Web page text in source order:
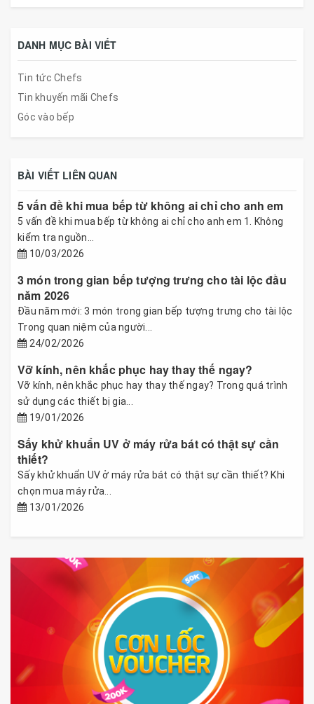
DANH MỤC BÀI VIẾT
Tin tức Chefs
Tin khuyến mãi Chefs
Góc vào bếp
BÀI VIẾT LIÊN QUAN
5 vấn đề khi mua bếp từ không ai chỉ cho anh em
5 vấn đề khi mua bếp từ không ai chỉ cho anh em 1. Không
kiểm tra nguồn...
10/03/2026
3 món trong gian bếp tượng trưng cho tài lộc đầu
năm 2026
Đầu năm mới: 3 món trong gian bếp tượng trưng cho tài lộc
Trong quan niệm của người...
24/02/2026
Vỡ kính, nên khắc phục hay thay thế ngay?
Vỡ kính, nên khắc phục hay thay thế ngay? Trong quá trình
sử dụng các thiết bị gia...
19/01/2026
Sấy khử khuẩn UV ở máy rửa bát có thật sự cần
thiết?
Sấy khử khuẩn UV ở máy rửa bát có thật sự cần thiết? Khi
chọn mua máy rửa...
13/01/2026